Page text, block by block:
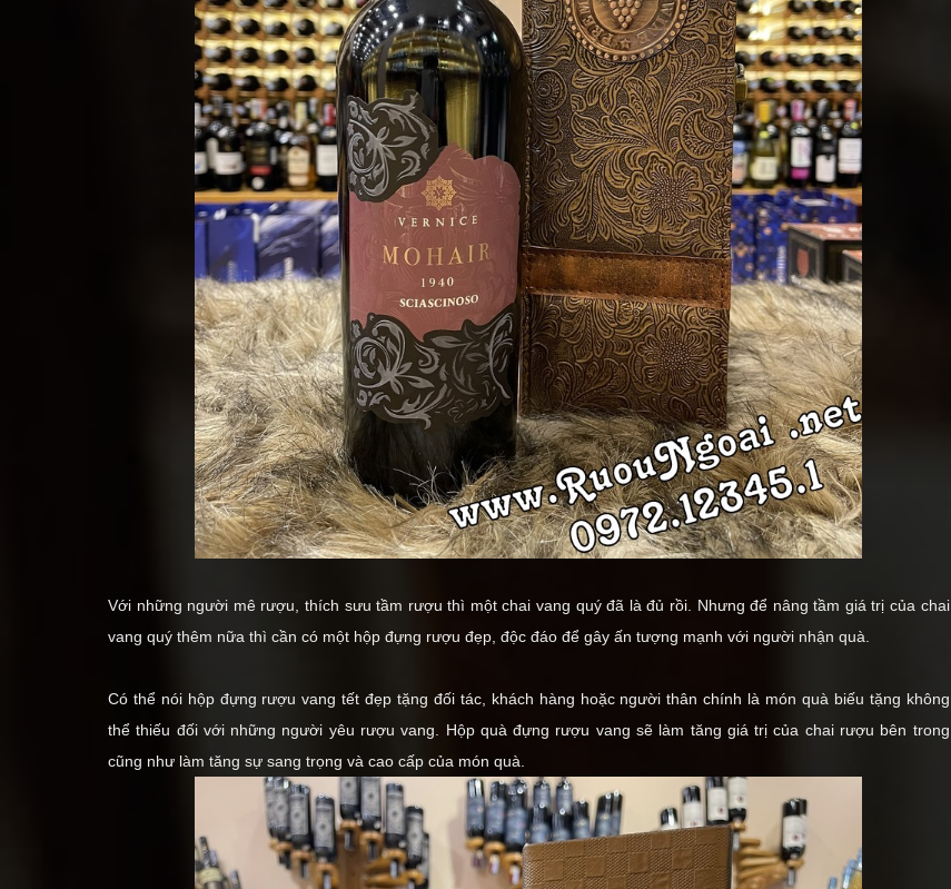
Với những người mê rượu, thích sưu tầm rượu thì một chai vang quý đã là đủ rồi. Nhưng để nâng tầm giá trị của chai
vang quý thêm nữa thì cần có một hộp đựng rượu đẹp, độc đáo để gây ấn tượng mạnh với người nhận quà.
Có thể nói hộp đựng rượu vang tết đẹp tặng đối tác, khách hàng hoặc người thân chính là món quà biếu tặng không
thể thiếu đối với những người yêu rượu vang. Hộp quà đựng rượu vang sẽ làm tăng giá trị của chai rượu bên trong
cũng như làm tăng sự sang trọng và cao cấp của món quà.